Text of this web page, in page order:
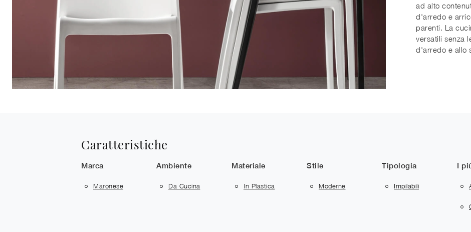
ad alto
d'arredo e
parenti. La
versatili senza
d'arredo e allo
Caratteristiche
Marca
Maronese
Ambiente
Da Cucina
Materiale
In Plastica
Stile
Moderne
Tipologia
Impilabili
I